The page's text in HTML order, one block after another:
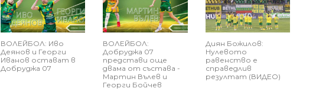
ВОЛЕЙБОЛ: Иво
Деянов и Георги
Иванов остават в
Добруджа 07
ВОЛЕЙБОЛ:
Добруджа 07
представи още
двама от състава -
Мартин Вълев и
Георги Бойчев
Диян Божилов:
Нулевото
равенство е
справедлив
резултат (ВИДЕО)